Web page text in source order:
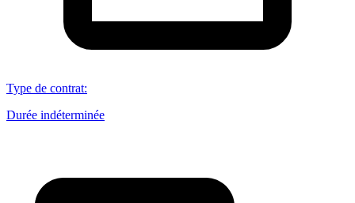
Type de contrat:
Durée indéterminée